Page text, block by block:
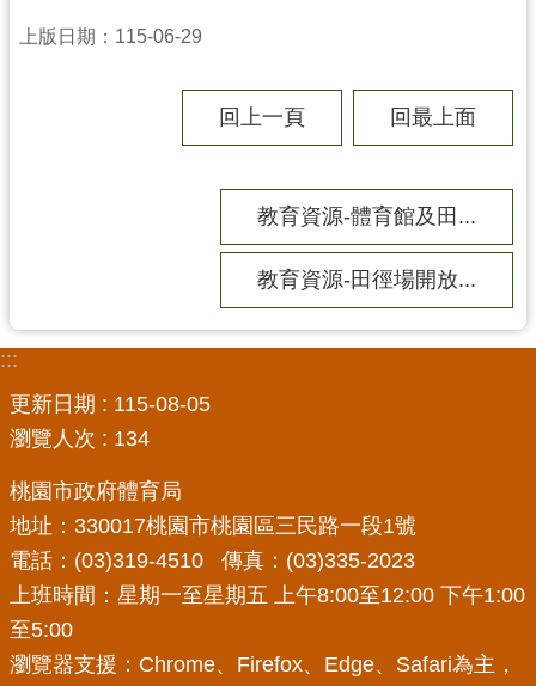
活
務
政
府
資
訊
公
開
回
首
頁
上版日期：115-06-29
回上一頁 回最上面
教育資源-體育館及田...
教育資源-田徑場開放...
:::
更新日期
115-08-05
瀏覽人次
134
桃園市政府體育局
地址：330017桃園市桃園區三民路一段1號
電話：(03)319-4510 傳真：(03)335-2023
上班時間：星期一至星期五 上午8:00至12:00 下午1:00
至5:00
瀏覽器支援：Chrome、Firefox、Edge、Safari為主，